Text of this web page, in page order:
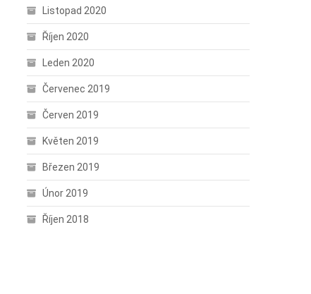
Listopad 2020
Říjen 2020
Leden 2020
Červenec 2019
Červen 2019
Květen 2019
Březen 2019
Únor 2019
Říjen 2018